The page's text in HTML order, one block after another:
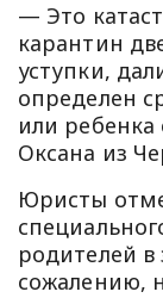
— Это
карантин
уступки,
определен
или ребенка
Оксана из
Юристы
родителей в
сожалению,